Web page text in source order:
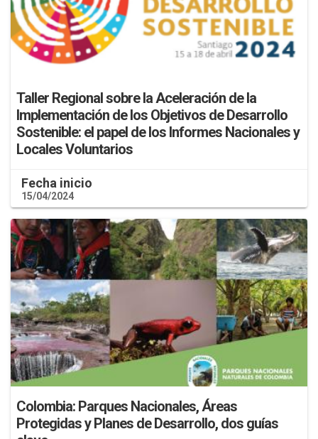
Taller Regional sobre la Aceleración de la
Implementación de los Objetivos de Desarrollo
Sostenible: el papel de los Informes Nacionales y
Locales Voluntarios
Fecha inicio
15/04/2024
Colombia: Parques Nacionales, Áreas
Protegidas y Planes de Desarrollo, dos guías